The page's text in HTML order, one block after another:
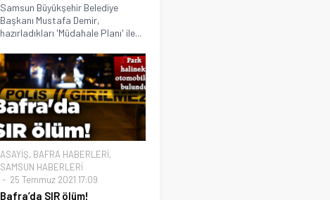
Samsun Büyükşehir Belediye
Başkanı Mustafa Demir,
hazırladıkları 'Müdahale Planı' ile...
ASAYİŞ, BAFRA HABERLERİ,
SAMSUN HABERLERİ
25 Temmuz 2021 17:09
Bafra’da SIR ölüm!